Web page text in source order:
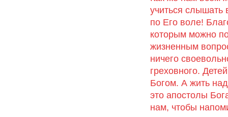
учиться
по Его воле!
которым можно
жизненным
ничего
греховного.
Богом. А жить
это апостолы
нам, чтобы